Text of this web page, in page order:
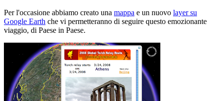
Per l'occasione abbiamo creato una mappa e un nuovo layer su
Google Earth che vi permetteranno di seguire questo emozionante
viaggio, di Paese in Paese.